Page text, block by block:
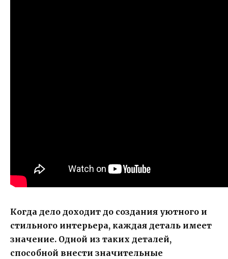
Когда дело доходит до создания уютного и
стильного интерьера, каждая деталь имеет
значение. Одной из таких деталей,
способной внести значительные